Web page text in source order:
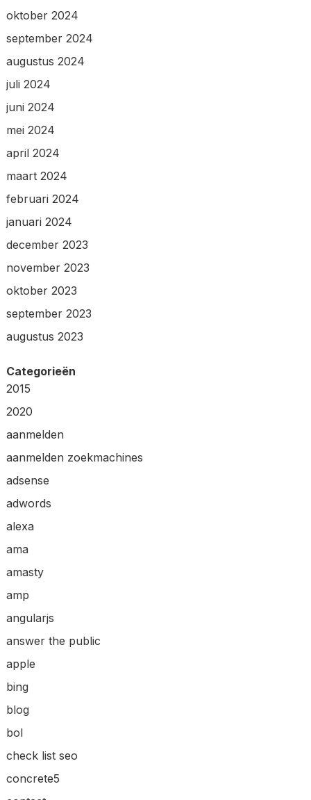
oktober 2024
september 2024
augustus 2024
juli 2024
juni 2024
mei 2024
april 2024
maart 2024
februari 2024
januari 2024
december 2023
november 2023
oktober 2023
september 2023
augustus 2023
Categorieën
2015
2020
aanmelden
aanmelden zoekmachines
adsense
adwords
alexa
ama
amasty
amp
angularjs
answer the public
apple
bing
blog
bol
check list seo
concrete5